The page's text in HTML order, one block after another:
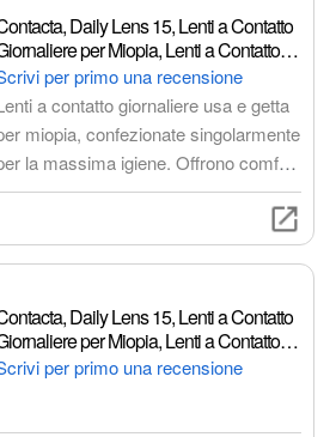
occhiali.Daily Lens 15, Lenti a Contatto
per Miopia, Lenti a Contatto
e Getta Sicure e Facili da Applicare,
-1,00, Confezione da 15 Lenti
per primo una recensione
a contatto giornaliere usa e getta
miopia, confezionate singolarmente
la massima igiene. Offrono comfort
grazie al design sottile e al
sistema di idratazione a rilascio lento.
per chi cerca una soluzione
vista.Daily Lens 15, Lenti a Contatto
per Miopia, Lenti a Contatto
e Getta Sicure e Facili da Applicare,
Diottrie -4,75, Confezione da 15 Lenti
per primo una recensione